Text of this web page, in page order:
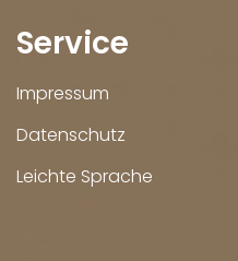
Service
Impressum
Datenschutz
Leichte Sprache